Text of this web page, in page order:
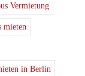
Vermietung
mieten
in Berlin